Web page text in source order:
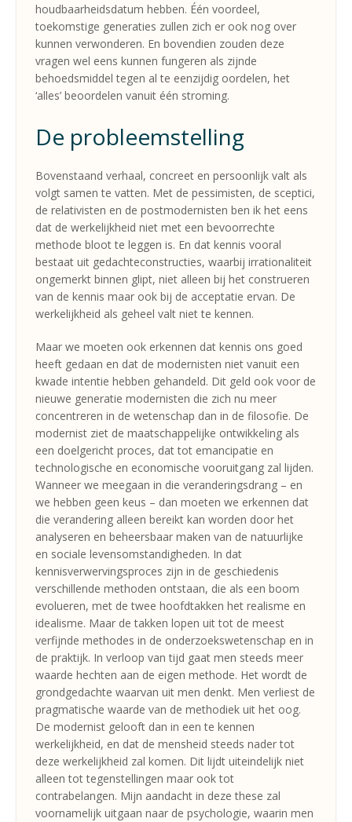
houdbaarheidsdatum hebben. Één voordeel,
toekomstige generaties zullen zich er ook nog over
kunnen verwonderen. En bovendien zouden deze
vragen wel eens kunnen fungeren als zijnde
behoedsmiddel tegen al te eenzijdig oordelen, het
‘alles’ beoordelen vanuit één stroming.
De probleemstelling
Bovenstaand verhaal, concreet en persoonlijk valt als
volgt samen te vatten. Met de pessimisten, de sceptici,
de relativisten en de postmodernisten ben ik het eens
dat de werkelijkheid niet met een bevoorrechte
methode bloot te leggen is. En dat kennis vooral
bestaat uit gedachteconstructies, waarbij irrationaliteit
ongemerkt binnen glipt, niet alleen bij het construeren
van de kennis maar ook bij de acceptatie ervan. De
werkelijkheid als geheel valt niet te kennen.
Maar we moeten ook erkennen dat kennis ons goed
heeft gedaan en dat de modernisten niet vanuit een
kwade intentie hebben gehandeld. Dit geld ook voor de
nieuwe generatie modernisten die zich nu meer
concentreren in de wetenschap dan in de filosofie. De
modernist ziet de maatschappelijke ontwikkeling als
een doelgericht proces, dat tot emancipatie en
technologische en economische vooruitgang zal lijden.
Wanneer we meegaan in die veranderingsdrang – en
we hebben geen keus – dan moeten we erkennen dat
die verandering alleen bereikt kan worden door het
analyseren en beheersbaar maken van de natuurlijke
en sociale levensomstandigheden. In dat
kennisverwervingsproces zijn in de geschiedenis
verschillende methoden ontstaan, die als een boom
evolueren, met de twee hoofdtakken het realisme en
idealisme. Maar de takken lopen uit tot de meest
verfijnde methodes in de onderzoekswetenschap en in
de praktijk. In verloop van tijd gaat men steeds meer
waarde hechten aan de eigen methode. Het wordt de
grondgedachte waarvan uit men denkt. Men verliest de
pragmatische waarde van de methodiek uit het oog.
De modernist gelooft dan in een te kennen
werkelijkheid, en dat de mensheid steeds nader tot
deze werkelijkheid zal komen. Dit lijdt uiteindelijk niet
alleen tot tegenstellingen maar ook tot
contrabelangen. Mijn aandacht in deze these zal
voornamelijk uitgaan naar de psychologie, waarin men